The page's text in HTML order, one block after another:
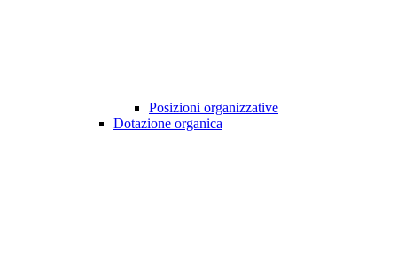
Posizioni organizzative
Dotazione organica